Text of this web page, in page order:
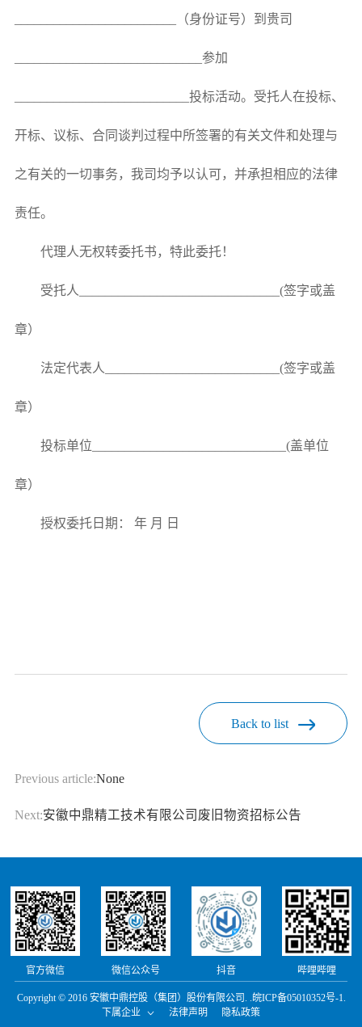
（身份证号）到贵司
参加
投标活动。受托人在投标、
开标、议标、合同谈判过程中所签署的有关文件和处理与
之有关的一切事务，我司均予以认可，并承担相应的法律
责任。
代理人无权转委托书，特此委托！
受托人 _______________________________(签字或盖
章）
法定代表人 ___________________________(签字或盖
章）
投标单位 ______________________________(盖单位
章）
授权委托日期： 年 月 日
Back to list
Previous article:None
Next:安徽中鼎精工技术有限公司废旧物资招标公告
官方微信 微信公众号 抖音 哔哩哔哩
Copyright © 2016 安徽中鼎控股（集团）股份有限公司. .皖ICP备05010352号-1.
下属企业
法律声明 隐私政策